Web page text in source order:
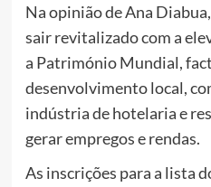
Na opinião de Ana
sair revitalizado com a
a Património Mundial,
desenvolvimento local,
indústria de hotelaria e
gerar empregos e rendas.
As inscrições para a lista